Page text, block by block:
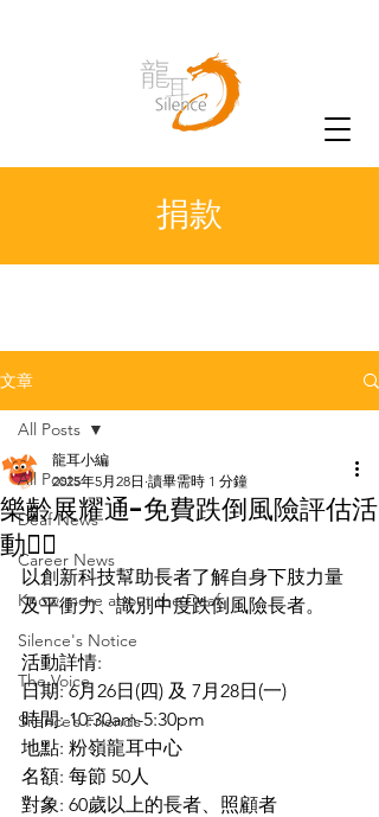
捐款
文章
All Posts
Deaf News
Career News
Know more about the Deaf
Silence's Notice
The Voice
Silence’s Friends
All Posts
樂齡展耀通-免費跌倒風險評估活
動🏃‍♂️
龍耳小編
2025年5月28日 讀畢需時 1 分鐘
以創新科技幫助長者了解自身下肢力量
及平衝力、識別中度跌倒風險長者。
活動詳情:
日期: 6月26日(四) 及 7月28日(一)
時間: 10:30am-5:30pm
地點: 粉嶺龍耳中心
名額: 每節 50人
對象: 60歲以上的長者、照顧者